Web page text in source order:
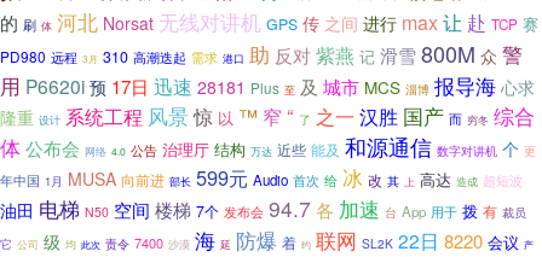
的 刷 体 河北 Norsat 无线对讲机 GPS 传 之间 进行 max让 赴 TCP 赛
PD980 远程 3月 310 高潮迭起 需求 港口 助 反对紫燕 记 滑雪 800M 众 警
用 P6620i 预 17日 迅速 28181 Plus 至 及 城市 MCS 淄博 报导海 心求
隆重 设计 系统工程 风景惊 以 ™ 窄 “ 了 之一 汉胜 国产 而 穷冬 综合
体公布会 网络 4.0 公告 治理厅 结构 万达 近些 能及 和源通信 数字对讲机 个 更
年中国 1月 MUSA 向前进 部长 599元 Audio 首次 给 冰 改 其 上 高达 造成 超短波
油田 电梯 N50 空间 楼梯 7个 发布会 94.7 各 加速 台 App 用于 拨 有 裁员
它 公司 级 均 此次 责令 7400 沙漠 海 延 防爆 着 约 联网 SL2K 22日 8220 会议 产